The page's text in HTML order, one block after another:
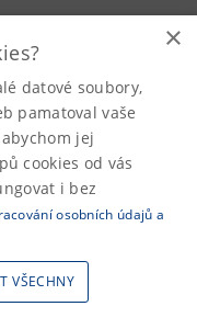
jsou poskytovány v
×
datové soubory,
pamatoval vaše
jej
cookies od vás
i bez
osobních údajů a
VŠECHNY